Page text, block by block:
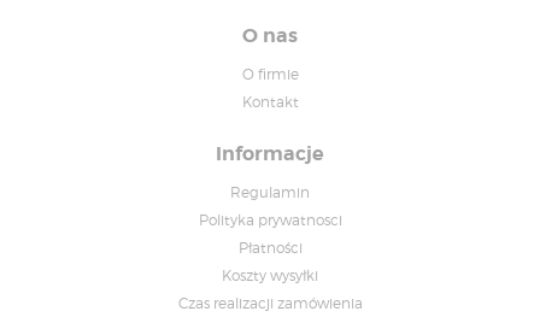
O nas
O firmie
Kontakt
Informacje
Regulamin
Polityka prywatnosci
Płatności
Koszty wysyłki
Czas realizacji zamówienia